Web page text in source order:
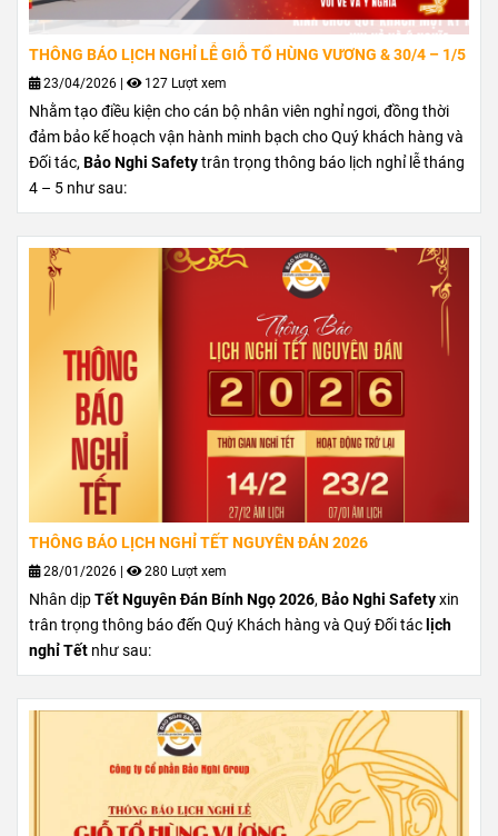
THÔNG BÁO LỊCH NGHỈ LỄ GIỖ TỔ HÙNG VƯƠNG & 30/4 – 1/5
23/04/2026 | 127 Lượt xem
Nhằm tạo điều kiện cho cán bộ nhân viên nghỉ ngơi, đồng thời
đảm bảo kế hoạch vận hành minh bạch cho Quý khách hàng và
Đối tác,Bảo Nghi Safetytrân trọng thông báo lịch nghỉ lễ tháng
4 – 5 như sau:
THÔNG BÁO LỊCH NGHỈ TẾT NGUYÊN ĐÁN 2026
28/01/2026 280 Lượt xem
Nhân dịpTết Nguyên Đán Bính Ngọ 2026,Bảo Nghi Safetyxin
trân trọng thông báo đến Quý Khách hàng và Quý Đối táclịch
nghỉ Tết như sau: